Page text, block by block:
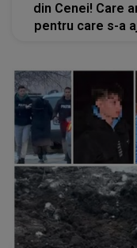
din Cenei! Care
pentru care s-a